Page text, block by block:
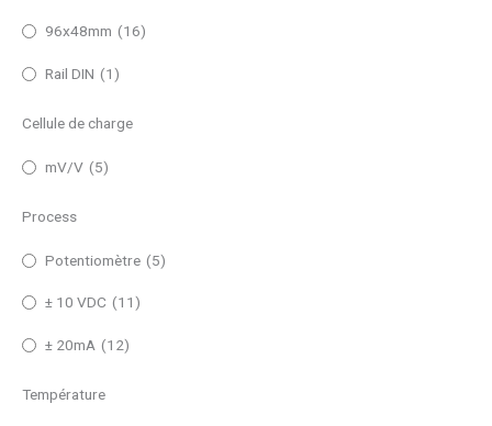
96x48mm (16)
Rail DIN (1)
Cellule de charge
mV/V (5)
Process
Potentiomètre (5)
± 10 VDC (11)
± 20mA (12)
Température